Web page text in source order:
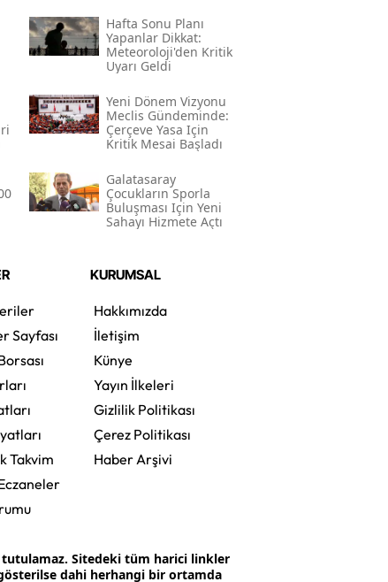
Hafta Sonu Planı
Yapanlar Dikkat:
Meteoroloji'den Kritik
Uyarı Geldi
Yeni Dönem Vizyonu
Meclis Gündeminde:
Çerçeve Yasa Için
Kritik Mesai Başladı
Galatasaray
Çocukların Sporla
Buluşması Için Yeni
Sahayı Hizmete Açtı
Sayfası
Takvim
KURUMSAL
Hakkımızda
İletişim
Künye
Yayın İlkeleri
Gizlilik Politikası
Çerez Politikası
Haber Arşivi
tutulamaz. Sitedeki tüm harici linkler
gösterilse dahi herhangi bir ortamda